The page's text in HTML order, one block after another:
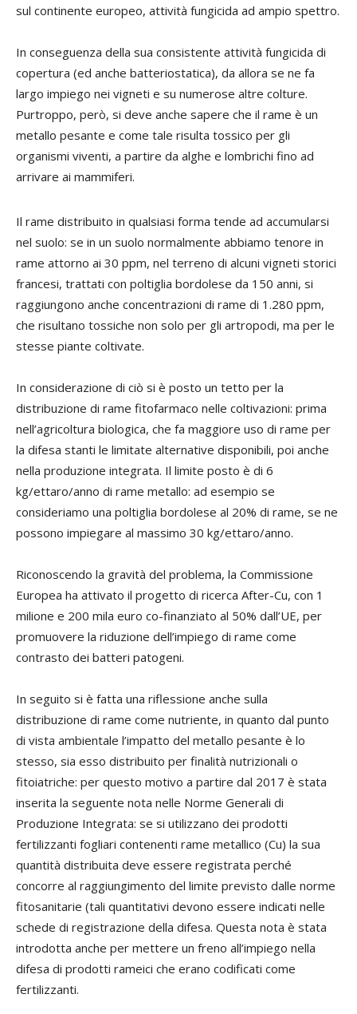
sul continente europeo, attività fungicida ad ampio spettro.
In conseguenza della sua consistente attività fungicida di
copertura (ed anche batteriostatica), da allora se ne fa
largo impiego nei vigneti e su numerose altre colture.
Purtroppo, però, si deve anche sapere che il rame è un
metallo pesante e come tale risulta tossico per gli
organismi viventi, a partire da alghe e lombrichi fino ad
arrivare ai mammiferi.
Il rame distribuito in qualsiasi forma tende ad accumularsi
nel suolo: se in un suolo normalmente abbiamo tenore in
rame attorno ai 30 ppm, nel terreno di alcuni vigneti storici
francesi, trattati con poltiglia bordolese da 150 anni, si
raggiungono anche concentrazioni di rame di 1.280 ppm,
che risultano tossiche non solo per gli artropodi, ma per le
stesse piante coltivate.
In considerazione di ciò si è posto un tetto per la
distribuzione di rame fitofarmaco nelle coltivazioni: prima
nell’agricoltura biologica, che fa maggiore uso di rame per
la difesa stanti le limitate alternative disponibili, poi anche
nella produzione integrata. Il limite posto è di 6
kg/ettaro/anno di rame metallo: ad esempio se
consideriamo una poltiglia bordolese al 20% di rame, se ne
possono impiegare al massimo 30 kg/ettaro/anno.
Riconoscendo la gravità del problema, la Commissione
Europea ha attivato il progetto di ricerca After-Cu, con 1
milione e 200 mila euro co-finanziato al 50% dall’UE, per
promuovere la riduzione dell’impiego di rame come
contrasto dei batteri patogeni.
In seguito si è fatta una riflessione anche sulla
distribuzione di rame come nutriente, in quanto dal punto
di vista ambientale l’impatto del metallo pesante è lo
stesso, sia esso distribuito per finalità nutrizionali o
fitoiatriche: per questo motivo a partire dal 2017 è stata
inserita la seguente nota nelle Norme Generali di
Produzione Integrata: se si utilizzano dei prodotti
fertilizzanti fogliari contenenti rame metallico (Cu) la sua
quantità distribuita deve essere registrata perché
concorre al raggiungimento del limite previsto dalle norme
fitosanitarie (tali quantitativi devono essere indicati nelle
schede di registrazione della difesa. Questa nota è stata
introdotta anche per mettere un freno all’impiego nella
difesa di prodotti rameici che erano codificati come
fertilizzanti.